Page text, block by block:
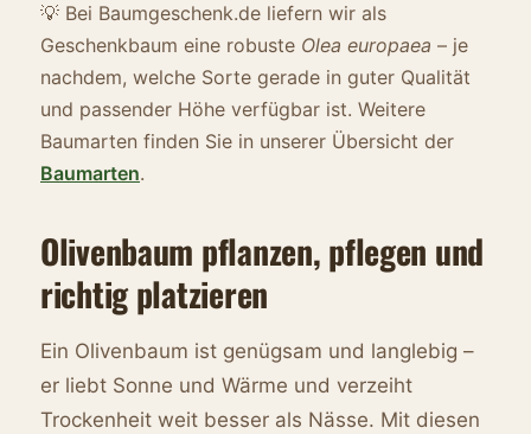
💡 Bei Baumgeschenk.de liefern wir als
Geschenkbaum eine robuste Olea europaea – je
nachdem, welche Sorte gerade in guter Qualität
und passender Höhe verfügbar ist. Weitere
Baumarten finden Sie in unserer Übersicht der
Baumarten.
Olivenbaum pflanzen, pflegen und
richtig platzieren
Ein Olivenbaum ist genügsam und langlebig –
er liebt Sonne und Wärme und verzeiht
Trockenheit weit besser als Nässe. Mit diesen